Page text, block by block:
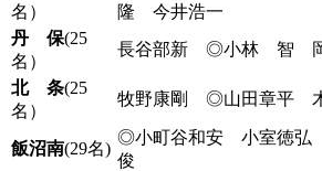
名）
隆 今井浩一
丹 保(25
名）
長谷部新 ◎小林 智 岡
北 条(25
名）
牧野康剛 ◎山田章平
飯沼南(29名)
◎小町谷和安 小室徳
俊